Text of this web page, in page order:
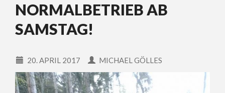
NORMALBETRIEB AB
SAMSTAG!
20. APRIL 2017 MICHAEL GÖLLES